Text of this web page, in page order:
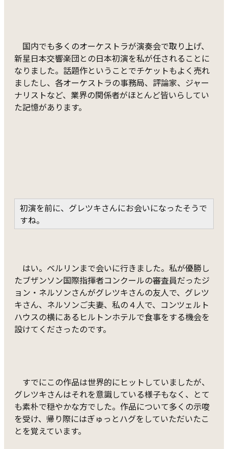
国内でも多くのオーケストラが演奏会で取り上げ、
新星日本交響楽団との日本初演を私が任されることに
なりました。話題作ということでチケットもよく売れ
ましたし、各オーケストラの事務局、評論家、ジャー
ナリストなど、業界の関係者がほとんど皆いらしてい
た記憶があります。
初演を前に、グレツキさんにお会いになったそうで
すね。
はい。ベルリンまで会いに行きました。私が優勝し
たブザンソン国際指揮者コンクールの審査員だったジ
ョン・ネルソンさんがグレツキさんの友人で、グレツ
キさん、ネルソンご夫妻、私の４人で、コンツェルト
ハウスの横にあるヒルトンホテルで食事をする機会を
設けてくださったのです。
すでにこの作品は世界的にヒットしていましたが、
グレツキさんはそれを意識している様子もなく、とて
も素朴で穏やかな方でした。作品について多くの示唆
を受け、帰り際にはぎゅっとハグをしていただいたこ
とを覚えています。